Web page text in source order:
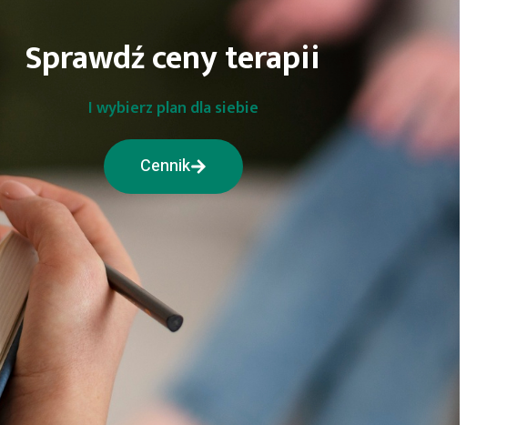
Sprawdź ceny terapii
I wybierz plan dla siebie
Cennik